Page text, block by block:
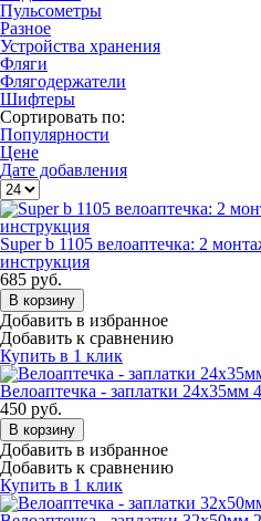
Пульсометры
Разное
Устройства хранения
Фляги
Флягодержатели
Шифтеры
Сортировать по:
Популярности
Цене
Дате добавления
Super b 1105 велоаптечка: 2
инструкция
685 руб.
В корзину
Добавить в избранное
Добавить к сравнению
Купить в 1 клик
Велоаптечка - заплатки 24х35мм
450 руб.
В корзину
Добавить в избранное
Добавить к сравнению
Купить в 1 клик